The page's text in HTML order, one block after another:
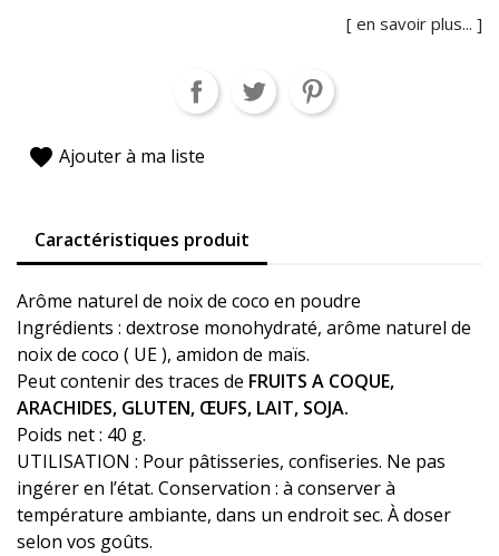
[ en savoir plus... ]
favorite Ajouter à ma liste
Caractéristiques produit
Arôme naturel de noix de coco en poudre
Ingrédients : dextrose monohydraté, arôme naturel de
noix de coco ( UE ), amidon de maïs.
Peut contenir des traces de FRUITS A COQUE,
ARACHIDES, GLUTEN, ŒUFS, LAIT, SOJA.
Poids net : 40 g.
UTILISATION : Pour pâtisseries, confiseries. Ne pas
ingérer en l’état. Conservation : à conserver à
température ambiante, dans un endroit sec. À doser
selon vos goûts.